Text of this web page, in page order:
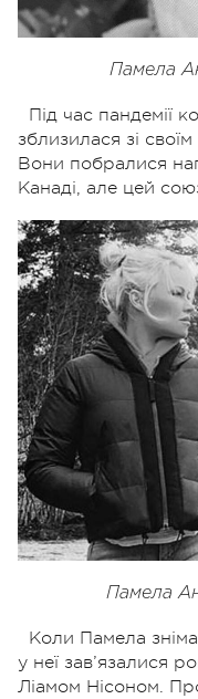
Памела
Під час пандемії
зблизилася зі
Вони побралися
Канаді, але цей
Памела
Коли Памела
у неї зав’язалися
Ліамом Нісоном.